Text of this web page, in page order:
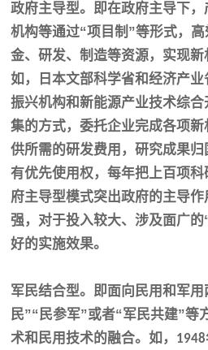
政府主导型。即在政府主导下
机构等通过“项目制”等形式，
金、研发、制造等资源，实现
如，日本文部科学省和经济产
振兴机构和新能源产业技术综
集的方式，委托企业完成各项
供所需的研发费用，研究成果
有优先使用权，每年把上百项
府主导型模式突出政府的主导
强，对于投入较大、涉及面广
好的实施效果。
军民结合型。即面向民用和军
民”“民参军”或者“军民共建”等
术和民用技术的融合。如， 1948